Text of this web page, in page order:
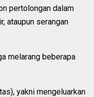
pertolongan dalam
ataupun serangan
melarang beberapa
yakni mengeluarkan